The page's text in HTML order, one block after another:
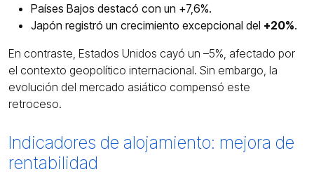
Países Bajos destacó con un +7,6%.
Japón registró un crecimiento excepcional del +20%.
En contraste, Estados Unidos cayó un –5%, afectado por
el contexto geopolítico internacional. Sin embargo, la
evolución del mercado asiático compensó este
retroceso.
Indicadores de alojamiento: mejora de
rentabilidad